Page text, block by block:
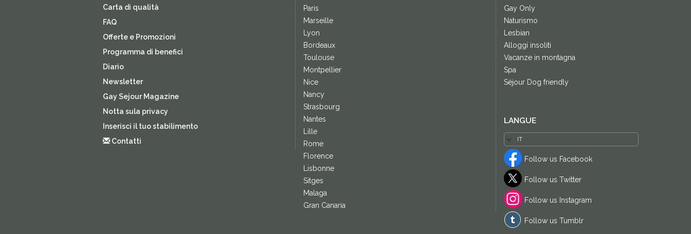
Carta di qualità
FAQ
Offerte e Promozioni
Programma di benefici
Diario
Newsletter
Gay Sejour Magazine
Notta sula privacy
Inserisci il tuo stabilimento
Contatti
Paris
Marseille
Lyon
Bordeaux
Toulouse
Montpellier
Nice
Nancy
Strasbourg
Nantes
Lille
Rome
Florence
Lisbonne
Sitges
Malaga
Gran Canaria
Gay Only
Naturismo
Lesbian
Alloggi insoliti
Vacanze in montagna
Spa
Séjour Dog friendly
LANGUE
Follow us Facebook
Follow us Twitter
Follow us Instagram
Follow us Tumblr